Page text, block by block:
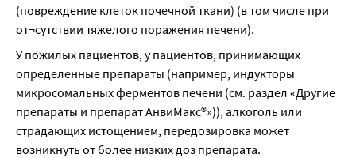
(повреждение клеток почечной ткани) (в том числе при
от¬сутствии тяжелого поражения печени).
У пожилых пациентов, у пациентов, принимающих
определенные препараты (например, индукторы
микросомальных ферментов печени (см. раздел «Другие
препараты и препарат АнвиМакс®»)), алкоголь или
страдающих истощением, передозировка может
возникнуть от более низких доз препарата.